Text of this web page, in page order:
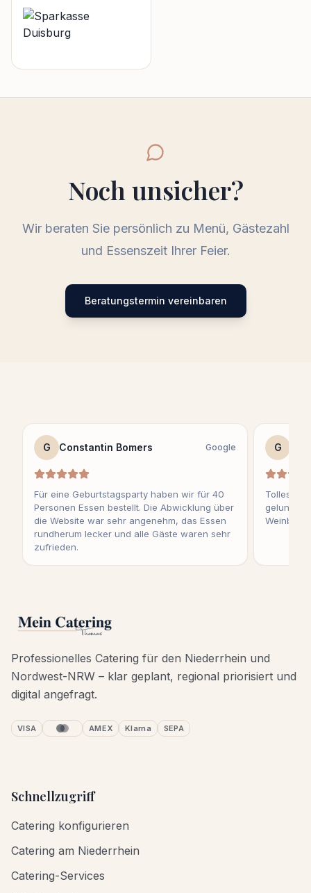
Noch unsicher?
Wir beraten Sie persönlich zu Menü, Gästezahl
und Essenszeit Ihrer Feier.
Beratungstermin vereinbaren
G Constantin Bomers Google
Für eine Geburtstagsparty haben wir für 40
Personen Essen bestellt. Die Abwicklung über
die Website war sehr angenehm, das Essen
rundherum lecker und alle Gäste waren sehr
zufrieden.
G
Tolles
Professionelles Catering für den Niederrhein und
Nordwest-NRW – klar geplant, regional priorisiert und
digital angefragt.
VISA AMEX Klarna SEPA
Schnellzugriff
Catering konfigurieren
Catering am Niederrhein
Catering-Services